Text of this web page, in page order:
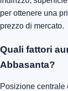
per ottenere una
prezzo di mercato.
Quali fattori
Abbasanta?
Posizione centrale